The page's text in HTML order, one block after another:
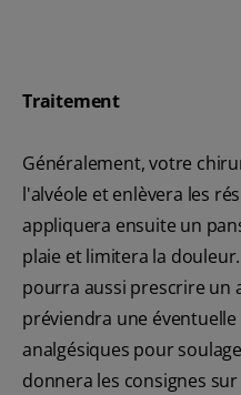
Traitement
Généralement, votre
l'alvéole et enlèvera les
appliquera ensuite un
plaie et limitera la
pourra aussi prescrire un
préviendra une
analgésiques pour
donnera les consignes